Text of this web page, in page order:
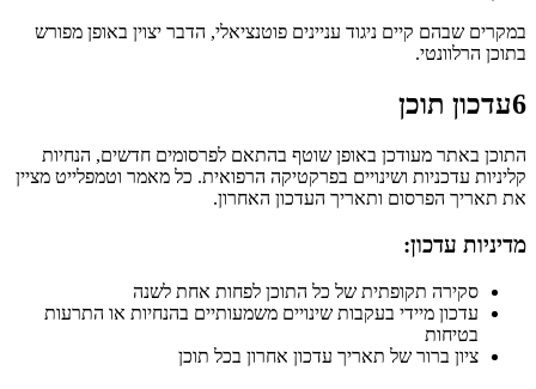
במקרים שבהם קיים ניגוד עניינים פוטנציאלי, הדבר יצוין באופן מפורש
בתוכן הרלוונטי.
6עדכון תוכן
התוכן באתר מעודכן באופן שוטף בהתאם לפרסומים חדשים, הנחיות
קליניות עדכניות ושינויים בפרקטיקה הרפואית. כל מאמר וטמפלייט מציין
את תאריך הפרסום ותאריך העדכון האחרון.
מדיניות עדכון:
סקירה תקופתית של כל התוכן לפחות אחת לשנה
עדכון מיידי בעקבות שינויים משמעותיים בהנחיות או התרעות
בטיחות
ציון ברור של תאריך עדכון אחרון בכל תוכן